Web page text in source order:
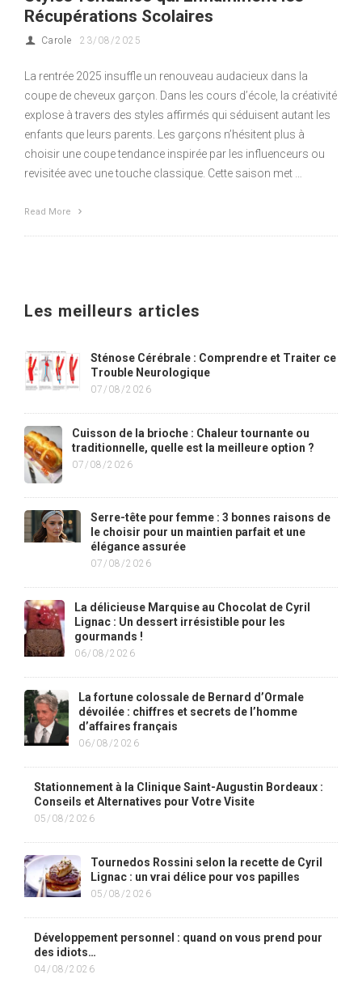
Récupérations Scolaires
Carole 23/08/2025
La rentrée 2025 insuffle un renouveau audacieux dans la
coupe de cheveux garçon. Dans les cours d’école, la créativité
explose à travers des styles affirmés qui séduisent autant les
enfants que leurs parents. Les garçons n’hésitent plus à
choisir une coupe tendance inspirée par les influenceurs ou
revisitée avec une touche classique. Cette saison met …
Read More
Les meilleurs articles
Sténose Cérébrale : Comprendre et Traiter ce
Trouble Neurologique
07/08/2026
Cuisson de la brioche : Chaleur tournante ou
traditionnelle, quelle est la meilleure option ?
07/08/2026
Serre-tête pour femme : 3 bonnes raisons de
le choisir pour un maintien parfait et une
élégance assurée
07/08/2026
La délicieuse Marquise au Chocolat de Cyril
Lignac : Un dessert irrésistible pour les
gourmands !
06/08/2026
La fortune colossale de Bernard d’Ormale
dévoilée : chiffres et secrets de l’homme
d’affaires français
06/08/2026
Stationnement à la Clinique Saint-Augustin Bordeaux :
Conseils et Alternatives pour Votre Visite
05/08/2026
Tournedos Rossini selon la recette de Cyril
Lignac : un vrai délice pour vos papilles
05/08/2026
Développement personnel : quand on vous prend pour
des idiots…
04/08/2026